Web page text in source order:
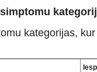
kategorijas,